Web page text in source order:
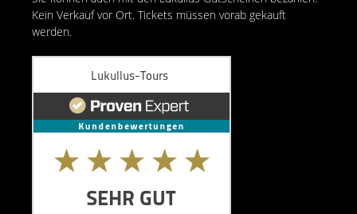
Kein Verkauf vor Ort. Tickets müssen vorab gekauft
werden.